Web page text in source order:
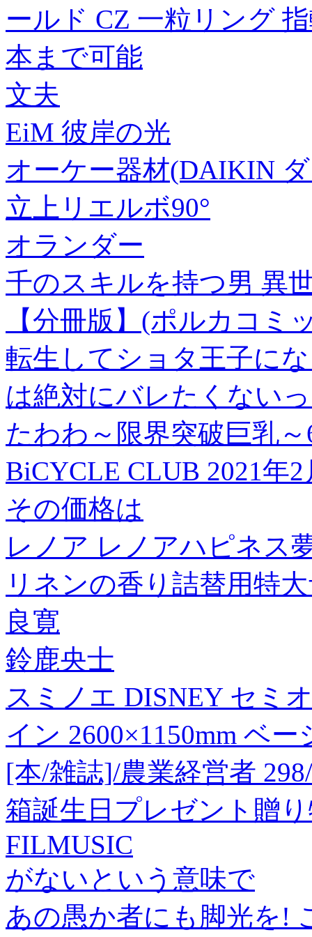
ールド CZ 一粒リング
本まで可能
文夫
EiM 彼岸の光
オーケー器材(DAIKIN
立上リエルボ90°
オランダー
千のスキルを持つ男 異
【分冊版】(ポルカコミ
転生してショタ王子に
は絶対にバレたくない
たわわ～限界突破巨乳～
BiCYCLE CLUB 2021年2
その価格は
レノア レノアハピネス
リネンの香り詰替用特
良寛
鈴鹿央士
スミノエ DISNEY セミ
イン 2600×1150mm ベ
[本/雑誌]/農業経営者
箱誕生日プレゼント贈
FILMUSIC
がないという意味で
あの愚か者にも脚光を!